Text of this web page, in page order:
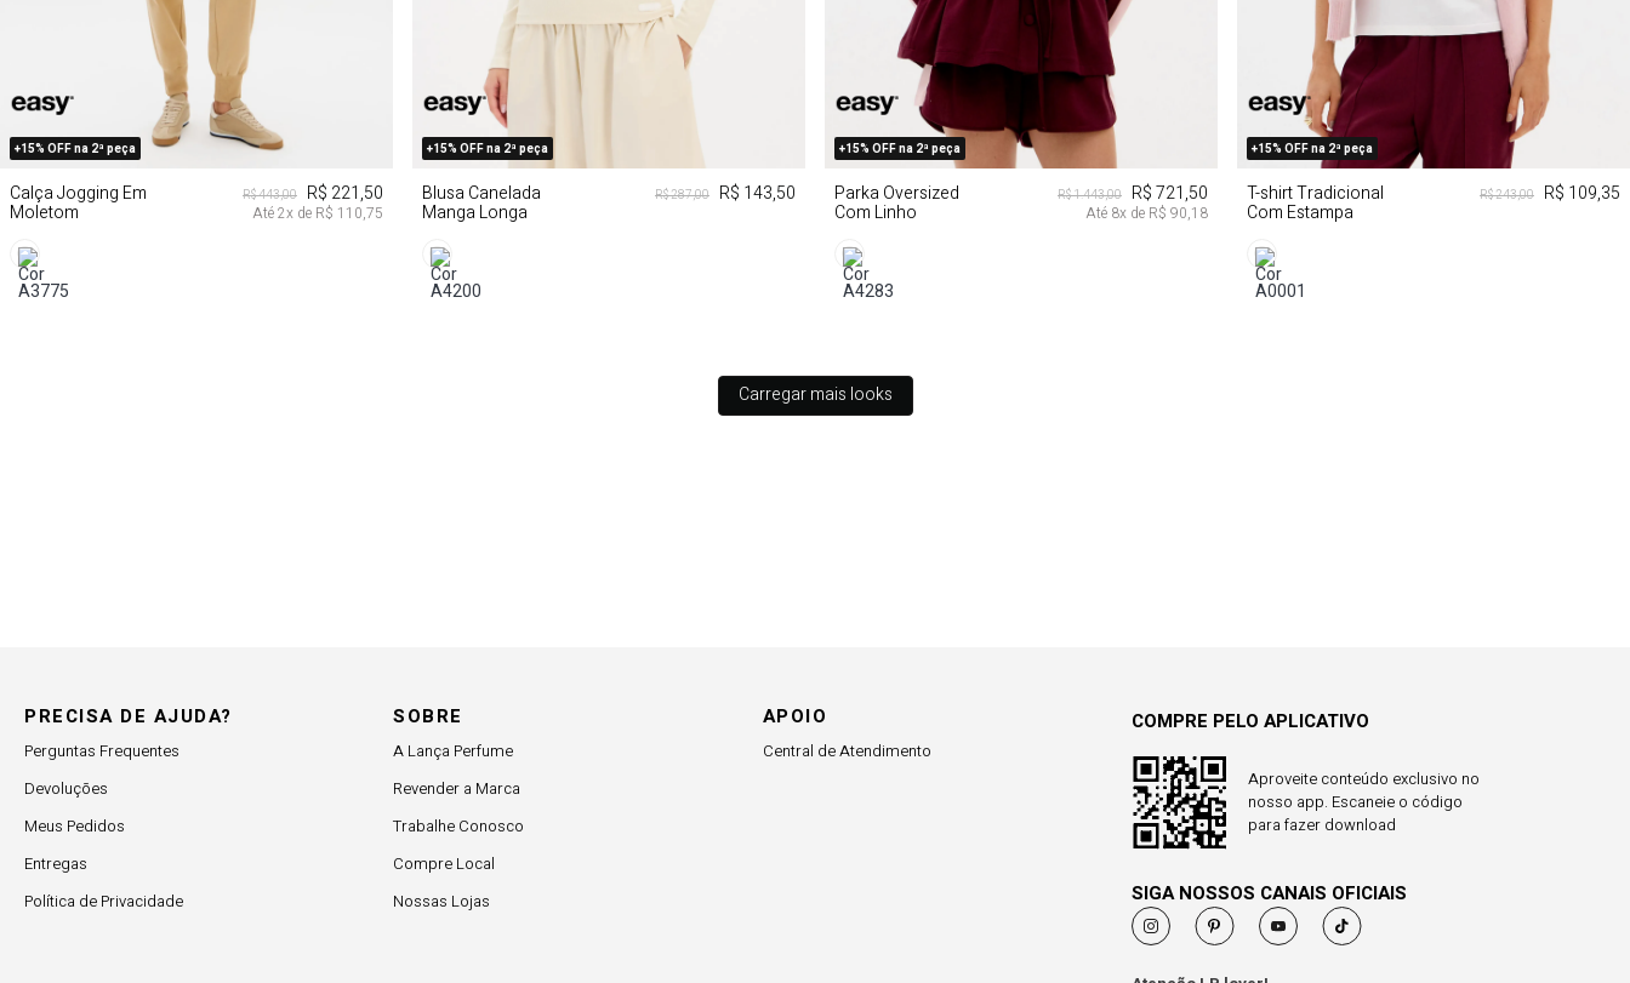
M G
+15% OFF na 2ª peça
Calça Jogging Em
Moletom
R$ 443,00 R$ 221,50
Até2x de R$ 110,75
PP
+15% OFF na 2ª peça
Blusa Canelada
Manga Longa
R$ 287,00 R$ 143,50
PP M G GG
+15% OFF na 2ª peça
Parka Oversized
Com Linho
R$ 1.443,00 R$ 721,50
Até 8x de R$ 90,18
PP P G
+15% OFF na 2ª peça
T-shirt Tradicional
Com Estampa
R$ 243,00 R$ 109,35
Carregar mais looks
PRECISA DE AJUDA?
Perguntas Frequentes
Devoluções
Meus Pedidos
Entregas
Política de Privacidade
SOBRE
A Lança Perfume
Revender a Marca
Trabalhe Conosco
Compre Local
Nossas Lojas
APOIO
Central de Atendimento
COMPRE PELO APLICATIVO
Aproveite conteúdo exclusivo no
nosso app. Escaneie o código
para fazer download
SIGA NOSSOS CANAIS OFICIAIS